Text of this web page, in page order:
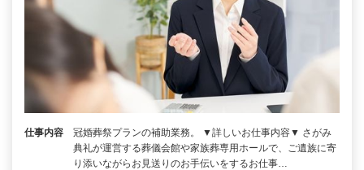
仕事内容
冠婚葬祭プランの補助業務。 ▼詳しいお仕事内容▼ さがみ
典礼が運営する葬儀会館や家族葬専用ホールで、ご遺族に寄
り添いながらお見送りのお手伝いをするお仕事…